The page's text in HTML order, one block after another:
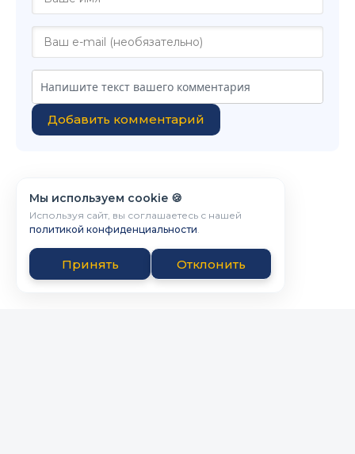
Добавить комментарий
Мы используем cookie 🍪
Используя сайт, вы соглашаетесь с нашей
политикой конфиденциальности.
Принять Отклонить